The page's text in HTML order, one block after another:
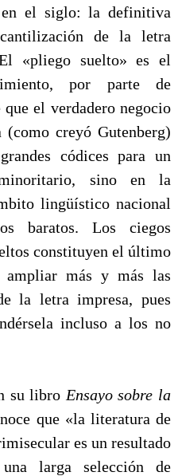
el siglo: la definitiva
de la letra
«pliego suelto» es el
por parte de
el verdadero negocio
(como creyó Gutenberg)
códices para un
sino en la
lingüístico nacional
baratos. Los ciegos
constituyen el último
ampliar más y más las
la letra impresa, pues
incluso a los no
su libro Ensayo sobre la
que «la literatura de
es un resultado
larga selección de